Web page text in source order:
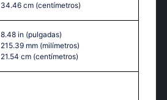
34.46 cm (centímetros)
8.48 in (pulgadas)
215.39 mm (milímetros)
21.54 cm (centímetros)